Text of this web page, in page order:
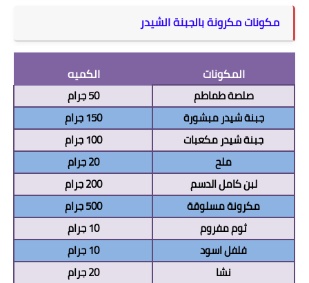
مكونات مكرونة بالجبنة الشيدر
المكونات الكميه
صلصة طماطم
50 جرام
جبنة شيدر مبشورة
150 جرام
جبنة شيدر مكعبات
100 جرام
ملح
20 جرام
لبن كامل الدسم
200 جرام
مكرونة مسلوقة
500 جرام
ثوم مفروم
10 جرام
فلفل اسود
10جرام
نشا
20جرام